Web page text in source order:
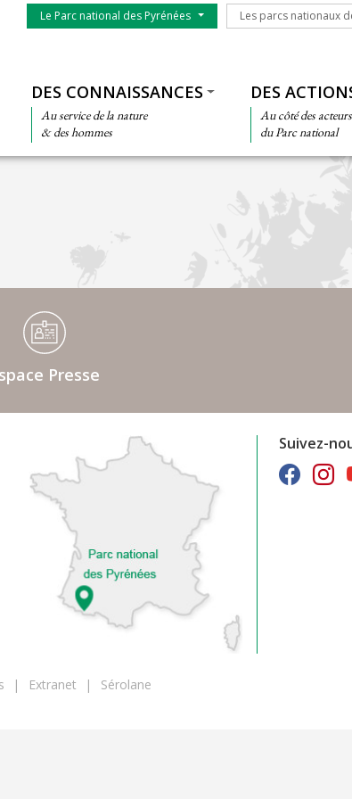
Menu du parc
Le Parc national des Pyrénées Les parcs nationaux
Les parcs nationaux
DES CONNAISSANCES
Au service de la nature
& des hommes
DES
Au côté des acteurs
du Parc national
Presse
Suivez-
Extranet Sérolane